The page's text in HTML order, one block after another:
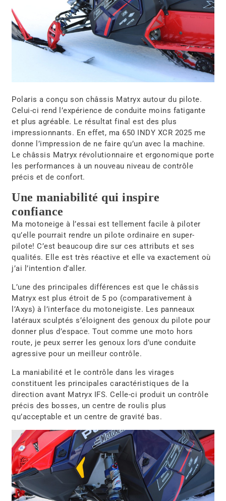
Polaris a conçu son châssis Matryx autour du pilote.
Celui-ci rend l’expérience de conduite moins fatigante
et plus agréable. Le résultat final est des plus
impressionnants. En effet, ma 650 INDY XCR 2025 me
donne l’impression de ne faire qu’un avec la machine.
Le châssis Matryx révolutionnaire et ergonomique porte
les performances à un nouveau niveau de contrôle
précis et de confort.
Une maniabilité qui inspire
confiance
Ma motoneige à l’essai est tellement facile à piloter
qu’elle pourrait rendre un pilote ordinaire en super-
pilote! C’est beaucoup dire sur ces attributs et ses
qualités. Elle est très réactive et elle va exactement où
j’ai l’intention d’aller.
L’une des principales différences est que le châssis
Matryx est plus étroit de 5 po (comparativement à
l’Axys) à l’interface du motoneigiste. Les panneaux
latéraux sculptés s’éloignent des genoux du pilote pour
donner plus d’espace. Tout comme une moto hors
route, je peux serrer les genoux lors d’une conduite
agressive pour un meilleur contrôle.
La maniabilité et le contrôle dans les virages
constituent les principales caractéristiques de la
direction avant Matryx IFS. Celle-ci produit un contrôle
précis des bosses, un centre de roulis plus
qu’acceptable et un centre de gravité bas.